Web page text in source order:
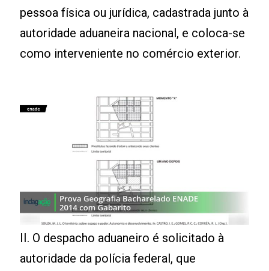
pessoa física ou jurídica, cadastrada junto à
autoridade aduaneira nacional, e coloca-se
como interveniente no comércio exterior.
II. O despacho aduaneiro é solicitado à
autoridade da polícia federal, que